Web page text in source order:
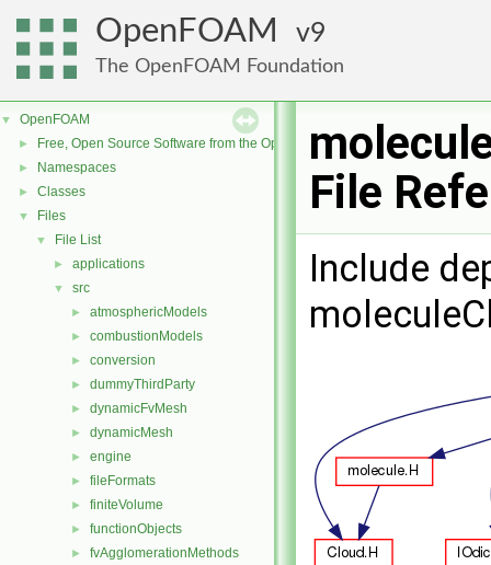
OpenFOAM 9
The OpenFOAM Foundation
▼ OpenFOAM
► Free, Open Source Software from the OpenFOAM Foundation
► Namespaces
► Classes
▼ Files
▼ File List
► applications
▼ src
► atmosphericModels
► combustionModels
► conversion
► dummyThirdParty
► dynamicFvMesh
► dynamicMesh
► engine
► fileFormats
► finiteVolume
► functionObjects
► fvAgglomerationMethods
File
Include